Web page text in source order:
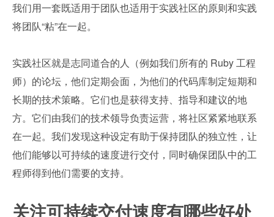
我们用一套既适用于团队也适用于实践社区的原则和实践
将团队“粘”在一起。
实践社区就是志同道合的人（例如我们所有的 Ruby 工程
师）的论坛，他们定期会面，为他们的代码库制定短期和
长期的技术策略。它们也是获得支持、指导和建议的地
方。它们由我们的技术领导负责运营，将社区紧紧地联系
在一起。我们发现这种设定有助于保持团队的独立性，让
他们能够以可持续的速度进行交付，同时确保团队中的工
程师得到他们需要的支持。
关注可持续交付速度有哪些好处